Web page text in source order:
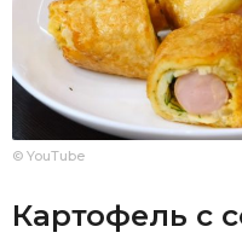
© YouTube
Картофель с